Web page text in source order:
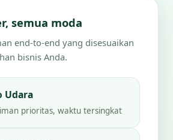
semua moda
end-to-end yang disesuaikan
bisnis Anda.
Udara
prioritas, waktu tersingkat